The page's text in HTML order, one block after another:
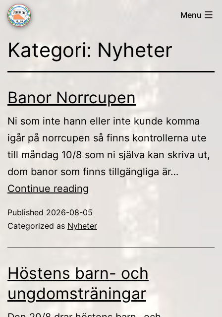
Skip
to
content
OK
Menu
Kategori: Nyheter
Banor Norrcupen
Ni som inte hann eller inte kunde komma
igår på norrcupen så finns kontrollerna ute
till måndag 10/8 som ni själva kan skriva ut,
dom banor som finns tillgängliga är…
Continue reading
Published 2026-08-05
Categorized as Nyheter
Höstens barn- och
ungdomsträningar